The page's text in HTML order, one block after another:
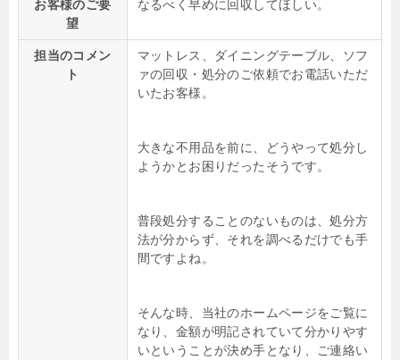
お客様のご要
望
なるべく早めに回収してほしい。
担当のコメン
ト
マットレス、ダイニングテーブル、ソフ
ァの回収・処分のご依頼でお電話いただ
いたお客様。
大きな不用品を前に、どうやって処分し
ようかとお困りだったそうです。
普段処分することのないものは、処分方
法が分からず、それを調べるだけでも手
間ですよね。
そんな時、当社のホームページをご覧に
なり、金額が明記されていて分かりやす
いということが決め手となり、ご連絡い